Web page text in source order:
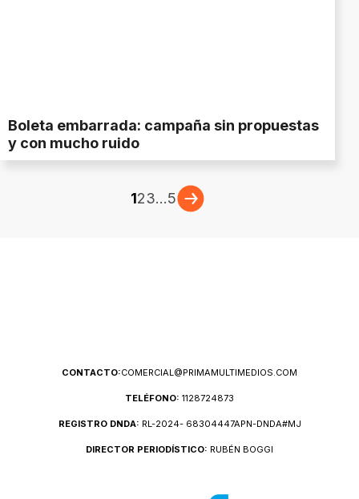
Boleta embarrada: campaña sin propuestas
y con mucho ruido
123...5
CONTACTO:COMERCIAL@PRIMAMULTIMEDIOS.COM
TELÉFONO: 1128724873
REGISTRO DNDA: RL-2024- 68304447APN-DNDA#MJ
DIRECTOR PERIODÍSTICO: RUBÉN BOGGI